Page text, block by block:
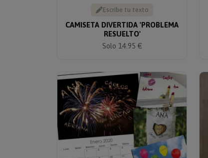
Escribe tu texto
CAMISETA DIVERTIDA 'PROBLEMA
RESUELTO'
Solo 14.95 €